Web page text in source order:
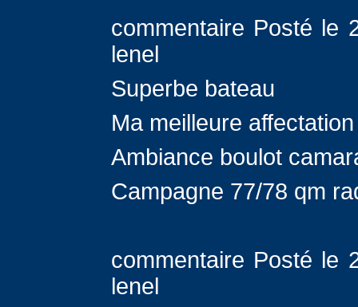
commentaire Posté le
lenel
Superbe bateau
Ma meilleure
Ambiance boulot
Campagne 77/78 qm
commentaire Posté le
lenel